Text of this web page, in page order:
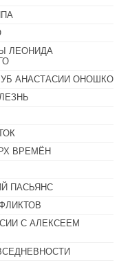
ЛЕОНИДА
АНАСТАСИИ ОНОШКО
ВРЕМЁН
ПАСЬЯНС
С АЛЕКСЕЕМ